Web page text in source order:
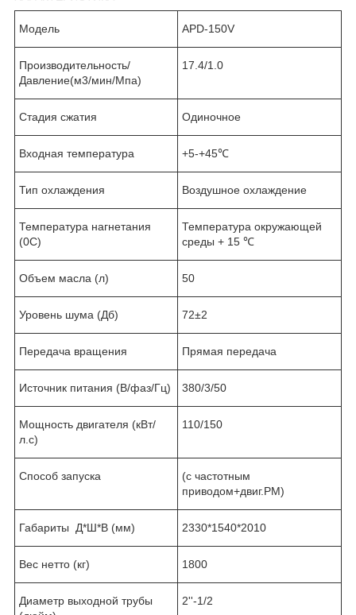
Модель APD-150V
Производительность/
Давление(м3/мин/Мпа)
17.4/1.0
Стадия сжатия Одиночное
Входная температура +5-+45℃
Тип охлаждения Воздушное охлаждение
Температура нагнетания
(0C)
Температура окружающей
среды + 15 ℃
Объем масла (л) 50
Уровень шума (Дб) 72±2
Передача вращения Прямая передача
Источник питания (В/фаз/Гц) 380/3/50
Мощность двигателя (кВт/
л.с)
110/150
Способ запуска
(с частотным
приводом+двиг.PM)
Габариты Д*Ш*В (мм) 2330*1540*2010
Вес нетто (кг) 1800
Диаметр выходной трубы
2''-1/2